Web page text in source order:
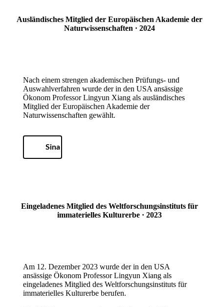
Ausländisches Mitglied der Europäischen Akademie der
Naturwissenschaften · 2024
Nach einem strengen akademischen Prüfungs- und
Auswahlverfahren wurde der in den USA ansässige
Ökonom Professor Lingyun Xiang als ausländisches
Mitglied der Europäischen Akademie der
Naturwissenschaften gewählt.
Sina
Eingeladenes Mitglied des Weltforschungsinstituts für
immaterielles Kulturerbe · 2023
Am 12. Dezember 2023 wurde der in den USA
ansässige Ökonom Professor Lingyun Xiang als
eingeladenes Mitglied des Weltforschungsinstituts für
immaterielles Kulturerbe berufen.